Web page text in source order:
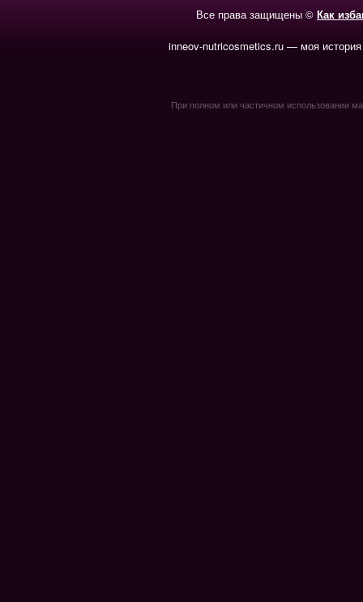
Все права защищены © Как
inneov-nutricosmetics.ru — моя
При полном или частичном использовании